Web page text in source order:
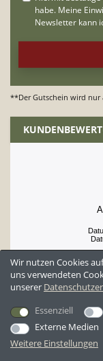
**Der Gutschein wird nur
Wir nutzen Cookies
uns verwendeten
unserer
Essenziell
Externe Medien
Weitere Einstellungen